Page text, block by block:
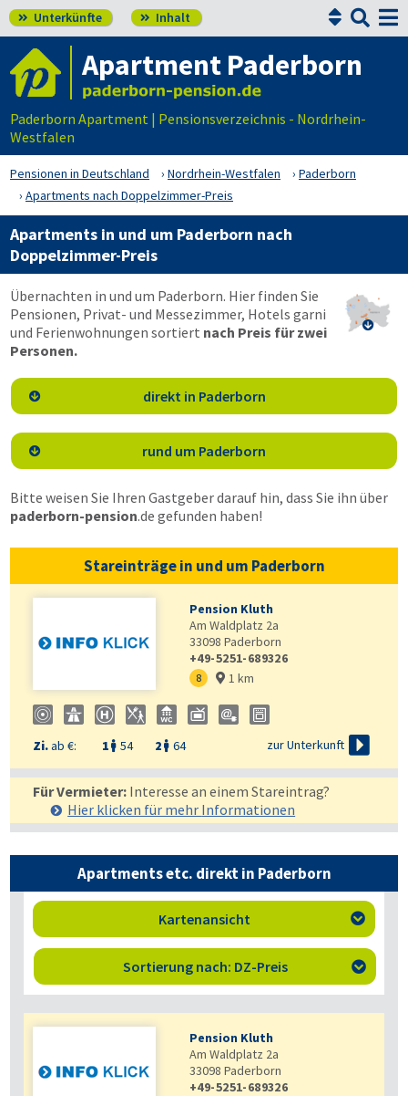
 Unterkünfte  Inhalt 

Apartment Paderborn
Paderborn Apartment | Pensionsverzeichnis - Nordrhein-
Westfalen
Pensionen in Deutschland Nordrhein-Westfalen
Paderborn
Apartments nach Doppelzimmer-Preis
Apartments in und um Paderborn nach
Doppelzimmer-Preis

Übernachten in und um Paderborn. Hier finden Sie
Pensionen, Privat- und Messezimmer, Hotels garni
und Ferienwohnungen sortiert nach Preis für zwei
Personen.
 direkt in Paderborn
 rund um Paderborn
Bitte weisen Sie Ihren Gastgeber darauf hin, dass Sie ihn über
paderborn-pension.de gefunden haben!
Stareinträge in und um Paderborn
Pension Kluth
Am Waldplatz 2a
33098 Paderborn
+49-5251-689326
8  1 km
Zi.ab €: 1  54 2  64 zur Unterkunft 
Für Vermieter: Interesse an einem Stareintrag?
Hier klicken für mehr Informationen
Apartments etc. direkt in Paderborn
Kartenansicht 
Sortierung nach: DZ-Preis 
Pension Kluth
Am Waldplatz 2a
33098 Paderborn
+49-5251-689326